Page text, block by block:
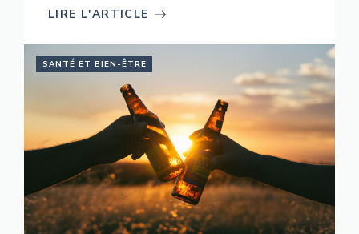
LIRE L'ARTICLE
SANTÉ ET BIEN-ÊTRE